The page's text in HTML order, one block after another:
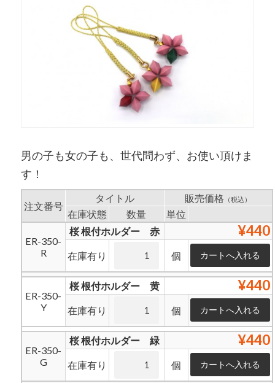
男の子も女の子も、世代問わず、お使い頂けま
す！
注文番号
タイトル 販売価格 （税込）
在庫状態 数量 単位
ER-350-
R
桜 根付ホルダー 赤 ¥440
在庫有り 個
ER-350-
Y
桜 根付ホルダー 黄 ¥440
在庫有り 個
ER-350-
G
桜 根付ホルダー 緑 ¥440
在庫有り 個